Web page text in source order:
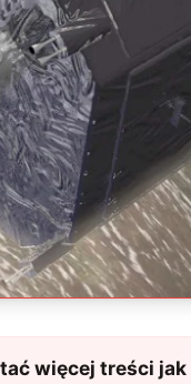
więcej treści jak